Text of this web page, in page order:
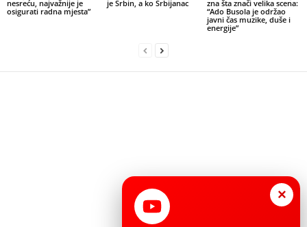
nesreću, najvažnije je
osigurati radna mjesta”
je Srbin, a ko Srbijanac
zna šta znači velika scena:
“Ado Busola je održao
javni čas muzike, duše i
energije”
×